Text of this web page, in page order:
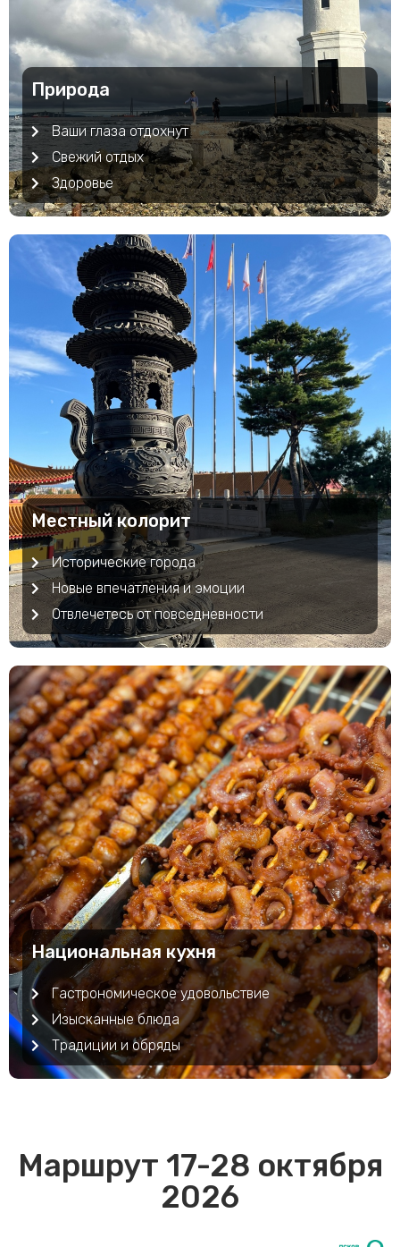
Природа
Ваши глаза отдохнут
Свежий отдых
Здоровье
Местный колорит
Исторические города
Новые впечатления и эмоции
Отвлечетесь от повседневности
Национальная кухня
Гастрономическое удовольствие
Изысканные блюда
Традиции и обряды
Маршрут 17-28 октября
2026